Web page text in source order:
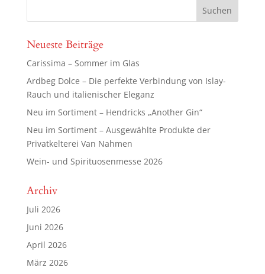
Neueste Beiträge
Carissima – Sommer im Glas
Ardbeg Dolce – Die perfekte Verbindung von Islay-
Rauch und italienischer Eleganz
Neu im Sortiment – Hendricks „Another Gin“
Neu im Sortiment – Ausgewählte Produkte der
Privatkelterei Van Nahmen
Wein- und Spirituosenmesse 2026
Archiv
Juli 2026
Juni 2026
April 2026
März 2026